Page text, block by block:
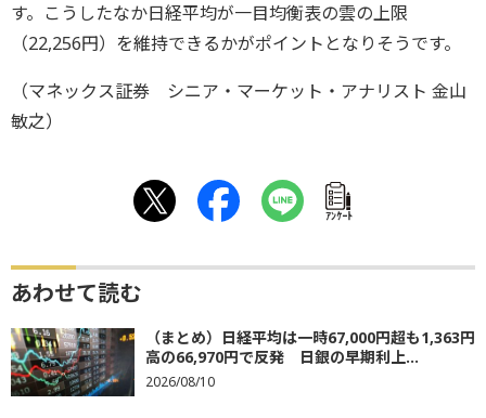
す。こうしたなか日経平均が一目均衡表の雲の上限
（22,256円）を維持できるかがポイントとなりそうです。
（マネックス証券 シニア・マーケット・アナリスト 金山
敏之）
ｱﾝｹｰﾄ
あわせて読む
（まとめ）日経平均は一時67,000円超も1,363円
高の66,970円で反発 日銀の早期利上...
2026/08/10